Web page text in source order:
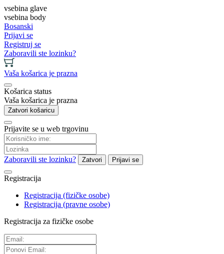
vsebina glave
vsebina body
Bosanski
Prijavi se
Registruj se
Zaboravili ste lozinku?
Vaša košarica je prazna
Košarica status
Vaša košarica je prazna
Zatvori košaricu
Prijavite se u web trgovinu
Zaboravili ste lozinku? Zatvori Prijavi se
Registracija
Registracija (fizičke osobe)
Registracija (pravne osobe)
Registracija za fizičke osobe